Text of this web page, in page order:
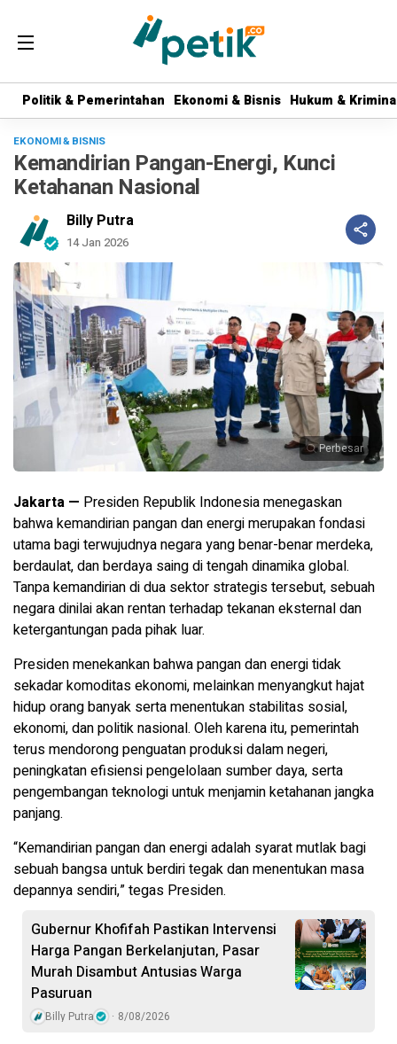
Politik & Pemerintahan Ekonomi & Bisnis Hukum &
Politik & Pemerintahan Ekonomi & Bisnis Hukum &
EKONOMI & BISNIS
Kemandirian Pangan-Energi, Kunci
Ketahanan Nasional
Billy Putra
14 Jan 2026
Perbesar
Jakarta — Presiden Republik Indonesia menegaskan
bahwa kemandirian pangan dan energi merupakan fondasi
utama bagi terwujudnya negara yang benar-benar merdeka,
berdaulat, dan berdaya saing di tengah dinamika global.
Tanpa kemandirian di dua sektor strategis tersebut, sebuah
negara dinilai akan rentan terhadap tekanan eksternal dan
ketergantungan pada pihak luar.
Presiden menekankan bahwa pangan dan energi tidak
sekadar komoditas ekonomi, melainkan menyangkut hajat
hidup orang banyak serta menentukan stabilitas sosial,
ekonomi, dan politik nasional. Oleh karena itu, pemerintah
terus mendorong penguatan produksi dalam negeri,
peningkatan efisiensi pengelolaan sumber daya, serta
pengembangan teknologi untuk menjamin ketahanan jangka
panjang.
“Kemandirian pangan dan energi adalah syarat mutlak bagi
sebuah bangsa untuk berdiri tegak dan menentukan masa
depannya sendiri,” tegas Presiden.
Gubernur Khofifah Pastikan Intervensi
Harga Pangan Berkelanjutan, Pasar
Murah Disambut Antusias Warga
Pasuruan
Billy Putra 8/08/2026